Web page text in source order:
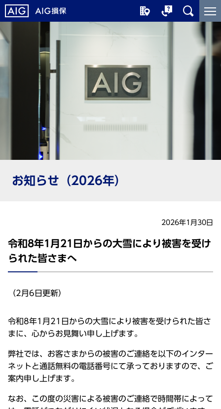
メ
イ
ン
コ
テ
こ
こ
か
ら
イ
お知らせ（2026年）
2026年1月30日
令和8年1月21日からの大雪により被害を受け
られた皆さまへ
（2月6日更新）
令和8年1月21日からの大雪により被害を受けられた皆さ
まに、心からお見舞い申し上げます。
弊社では、お客さまからの被害のご連絡を以下のインター
ネットと通話無料の電話番号にて承っておりますので、ご
案内申し上げます。
なお、この度の災害による被害のご連絡で時間帯によって